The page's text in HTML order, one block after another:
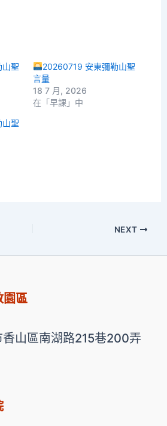
聖
20260719 安東彌勒山聖
言量
18 7 月, 2026
在「早課」中
聖
NEXT
園區
山區南湖路215巷200弄